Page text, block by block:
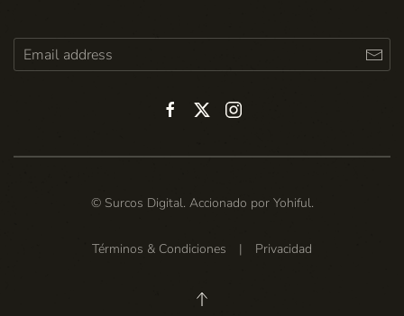
© Surcos Digital. Accionado por Yohiful.
Términos & Condiciones | Privacidad